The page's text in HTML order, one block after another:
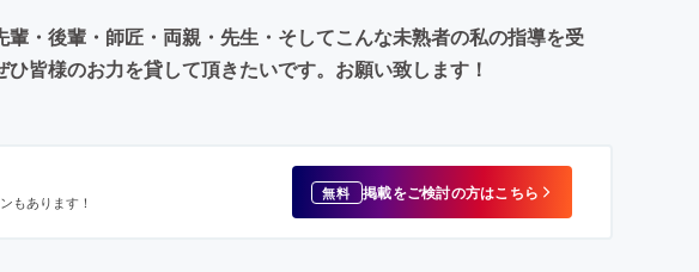
・後輩・師匠・両親・先生・そしてこんな未熟者の私の指導を受
皆様のお力を貸して頂きたいです。お願い致します！
もあります！ 無料 掲載をご検討の方はこちら